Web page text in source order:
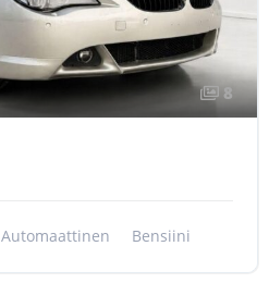
8
Automaattinen Bensiini